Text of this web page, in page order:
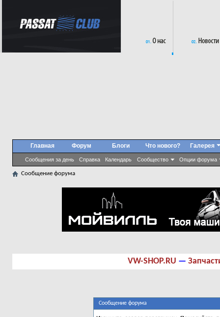
Главная Форум
Сообщения за день Справка Календарь Сообщество Опции форума
Блоги Что нового? Галерея
Сообщение форума
VW-SHOP.RU —
Сообщение форума